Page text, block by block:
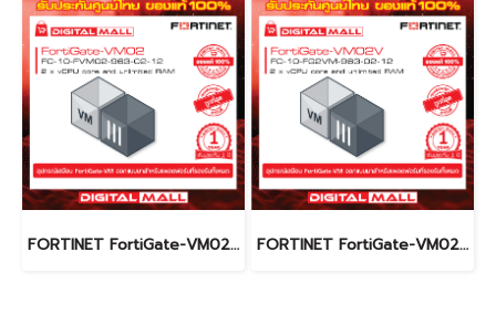
FORTINET FortiGate-VM02 FC-10-FVM02-963-02-12 (License) รับประกัน 1 ปี FORTINET FortiGate-VM02V FC-10-FG2VM-963-02-12 (License) รับประกัน 1 ปี